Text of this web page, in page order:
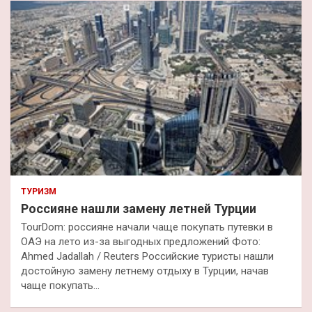
к
ТУРИЗМ
Россияне нашли замену летней Турции
TourDom: россияне начали чаще покупать путевки в
ОАЭ на лето из-за выгодных предложений Фото:
Ahmed Jadallah / Reuters Российские туристы нашли
достойную замену летнему отдыху в Турции, начав
чаще покупать…